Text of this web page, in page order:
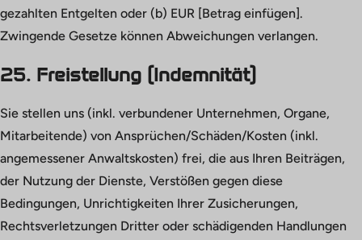
gezahlten Entgelten oder (b) EUR [Betrag einfügen].
Zwingende Gesetze können Abweichungen verlangen.
25. Freistellung (Indemnität)
Sie stellen uns (inkl. verbundener Unternehmen, Organe,
Mitarbeitende) von Ansprüchen/Schäden/Kosten (inkl.
angemessener Anwaltskosten) frei, die aus Ihren Beiträgen,
der Nutzung der Dienste, Verstößen gegen diese
Bedingungen, Unrichtigkeiten Ihrer Zusicherungen,
Rechtsverletzungen Dritter oder schädigenden Handlungen